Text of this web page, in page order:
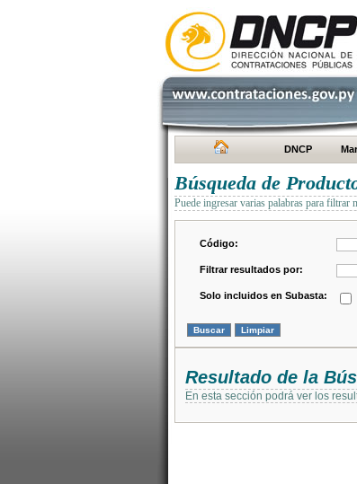
DNCP
Búsqueda de
Puede ingresar varias palabras para filtrar
Código:
Filtrar resultados por:
Solo incluidos en Subasta:
Resultado de la
En esta sección podrá ver los